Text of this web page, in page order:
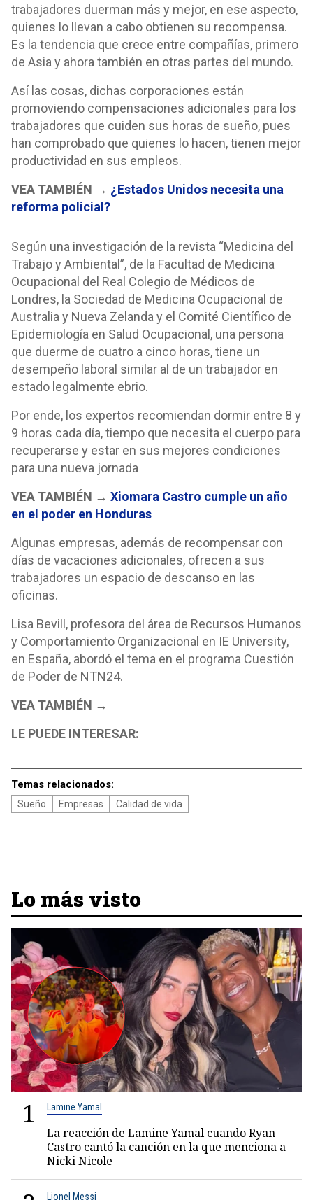
trabajadores duerman más y mejor, en ese aspecto,
quienes lo llevan a cabo obtienen su recompensa.
Es la tendencia que crece entre compañías, primero
de Asia y ahora también en otras partes del mundo.
Así las cosas, dichas corporaciones están
promoviendo compensaciones adicionales para los
trabajadores que cuiden sus horas de sueño, pues
han comprobado que quienes lo hacen, tienen mejor
productividad en sus empleos.
VEA TAMBIÉN → ¿Estados Unidos necesita una
reforma policial?
Según una investigación de la revista “Medicina del
Trabajo y Ambiental”, de la Facultad de Medicina
Ocupacional del Real Colegio de Médicos de
Londres, la Sociedad de Medicina Ocupacional de
Australia y Nueva Zelanda y el Comité Científico de
Epidemiología en Salud Ocupacional, una persona
que duerme de cuatro a cinco horas, tiene un
desempeño laboral similar al de un trabajador en
estado legalmente ebrio.
Por ende, los expertos recomiendan dormir entre 8 y
9 horas cada día, tiempo que necesita el cuerpo para
recuperarse y estar en sus mejores condiciones
para una nueva jornada
VEA TAMBIÉN → Xiomara Castro cumple un año
en el poder en Honduras
Algunas empresas, además de recompensar con
días de vacaciones adicionales, ofrecen a sus
trabajadores un espacio de descanso en las
oficinas.
Lisa Bevill, profesora del área de Recursos Humanos
y Comportamiento Organizacional en IE University,
en España, abordó el tema en el programa Cuestión
de Poder de NTN24.
VEA TAMBIÉN →
LE PUEDE INTERESAR:
Temas relacionados:
Sueño Empresas Calidad de vida
Lo más visto
1 Lamine Yamal
La reacción de Lamine Yamal cuando Ryan
Castro cantó la canción en la que menciona a
Nicki Nicole
Lionel Messi